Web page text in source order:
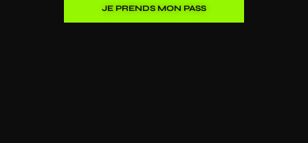
JE PRENDS MON PASS